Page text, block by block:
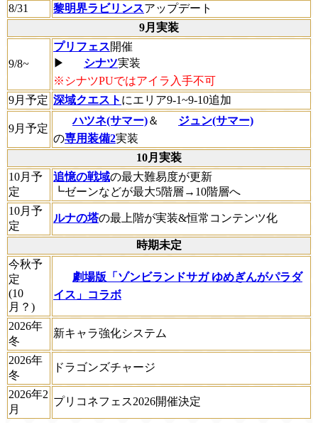
8/31
黎明界ラビリンスアップデート
9月実装
9/8~
プリフェス開催
▶
シナツ実装
※シナツPUではアイラ入手不可
9月予定 深域クエスト にエリア9-1~9-10追加
9月予定
ハツネ(サマー)＆
ジュン(サマー)
の専用装備2実装
10月実装
10月予
定
追憶の戦域の最大難易度が更新
┗ゼーンなどが最大5階層→10階層へ
10月予
定
ルナの塔の最上階が実装&恒常コンテンツ化
時期未定
今秋予
定
(10
月？)
劇場版「ゾンビランドサガ ゆめぎんがパラダ
イス」コラボ
2026年
冬
新キャラ強化システム
2026年
冬
ドラゴンズチャージ
2026年2
月
プリコネフェス2026開催決定